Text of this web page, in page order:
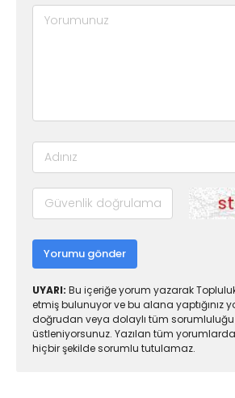
Yorumu gönder
UYARI: Bu içeriğe yorum yazarak
etmiş bulunuyor ve bu alana yaptığınız
doğrudan veya dolaylı tüm sorumluluğu
üstleniyorsunuz. Yazılan tüm
hiçbir şekilde sorumlu tutulamaz.